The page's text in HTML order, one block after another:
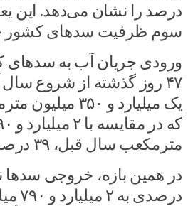
درصد را نشان می‌دهد. این
سوم ظرفیت سدهای کشور
ورودی جریان آب به
۴۷ روز گذشته از شروع
یک میلیارد و
مترمکعب سال قبل، ۳۹ درصد کاهش دارد.